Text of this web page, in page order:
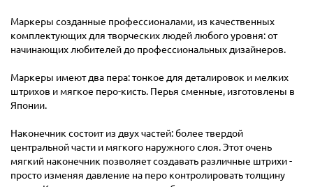
Маркеры созданные профессионалами, из качественных
комплектующих для творческих людей любого уровня: от
начинающих любителей до профессиональных дизайнеров.
Маркеры имеют два пера: тонкое для деталировок и мелких
штрихов и мягкое перо-кисть. Перья сменные, изготовлены в
Японии.
Наконечник состоит из двух частей: более твердой
центральной части и мягкого наружного слоя. Этот очень
мягкий наконечник позволяет создавать различные штрихи -
просто изменяя давление на перо контролировать толщину